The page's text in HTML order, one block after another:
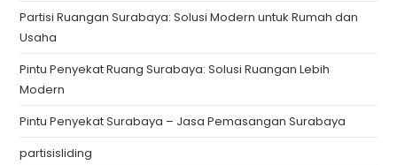
Partisi Ruangan Surabaya: Solusi Modern untuk Rumah dan
Usaha
Pintu Penyekat Ruang Surabaya: Solusi Ruangan Lebih
Modern
Pintu Penyekat Surabaya – Jasa Pemasangan Surabaya
partisisliding